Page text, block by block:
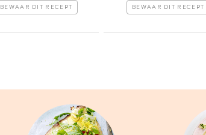
BEWAAR DIT RECEPT BEWAAR DIT RECEPT